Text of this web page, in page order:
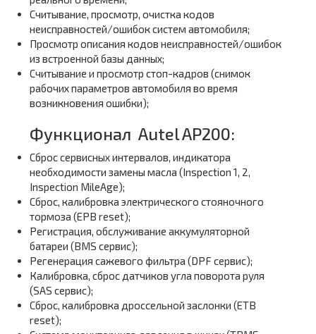
Считывание, просмотр, очистка кодов
неисправностей/ошибок систем автомобиля;
Просмотр описания кодов неисправностей/ошибок
из встроенной базы данных;
Считывание и просмотр стоп-кадров (снимок
рабочих параметров автомобиля во время
возникновения ошибки);
Функционал Autel AP200:
Сброс сервисных интервалов, индикатора
необходимости замены масла (Inspection 1, 2,
Inspection MileAge);
Сброс, калибровка электрического стояночного
тормоза (EPB reset);
Регистрация, обслуживание аккумуляторной
батареи (BMS сервис);
Регенерация сажевого фильтра (DPF сервис);
Калибровка, сброс датчиков угла поворота руля
(SAS сервис);
Сброс, калибровка дроссельной заслонки (ETB
reset);